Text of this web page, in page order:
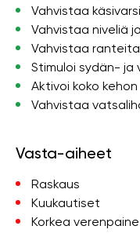
Vahvistaa
Vahvistaa niveliä
Vahvistaa ranteita
Stimuloi sydän- ja
Aktivoi koko kehon
Vahvistaa
Vasta-aiheet
Raskaus
Kuukautiset
Korkea verenpaine